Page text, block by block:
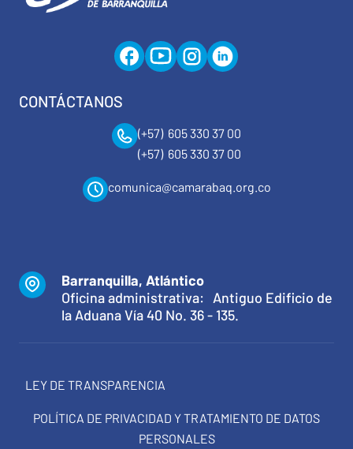
CONTÁCTANOS
(+57) 605 330 37 00
(+57) 605 330 37 00
comunica@camarabaq.org.co
Barranquilla, Atlántico
Oficina administrativa: Antiguo Edificio de
la Aduana Vía 40 No. 36 - 135.
LEY DE TRANSPARENCIA
POLÍTICA DE PRIVACIDAD Y TRATAMIENTO DE DATOS
PERSONALES